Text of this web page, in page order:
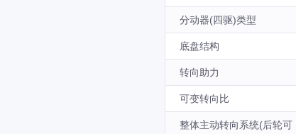
分动器(四驱)类型
底盘结构
转向助力
可变转向比
整体主动转向系统(后轮可